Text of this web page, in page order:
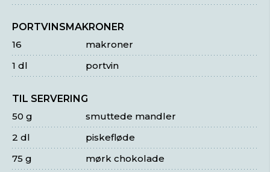
PORTVINSMAKRONER
makroner
16
portvin
1 dl
TIL SERVERING
smuttede mandler
50 g
piskefløde
2 dl
mørk chokolade
75 g